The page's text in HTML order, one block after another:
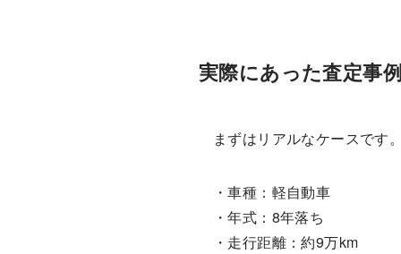
実際にあった査定事
まずはリアルなケースです。
・車種：軽自動車
・年式：8年落ち
・走行距離：約9万km